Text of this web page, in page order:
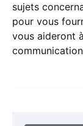
sujets
pour vous
vous aideront